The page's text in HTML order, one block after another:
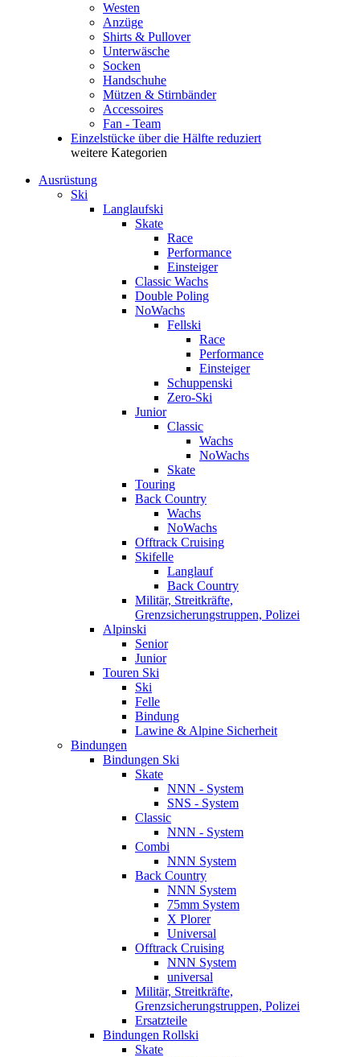
Westen
Anzüge
Shirts & Pullover
Unterwäsche
Socken
Handschuhe
Mützen & Stirnbänder
Accessoires
Fan - Team
Einzelstücke über die Hälfte reduziert
weitere Kategorien
Ausrüstung
Ski
Langlaufski
Skate
Race
Performance
Einsteiger
Classic Wachs
Double Poling
NoWachs
Fellski
Race
Performance
Einsteiger
Schuppenski
Zero-Ski
Junior
Classic
Wachs
NoWachs
Skate
Touring
Back Country
Wachs
NoWachs
Offtrack Cruising
Skifelle
Langlauf
Back Country
Militär, Streitkräfte,
Grenzsicherungstruppen, Polizei
Alpinski
Senior
Junior
Touren Ski
Ski
Felle
Bindung
Lawine & Alpine Sicherheit
Bindungen
Bindungen Ski
Skate
NNN - System
SNS - System
Classic
NNN - System
Combi
NNN System
Back Country
NNN System
75mm System
X Plorer
Universal
Offtrack Cruising
NNN System
universal
Militär, Streitkräfte,
Grenzsicherungstruppen, Polizei
Ersatzteile
Bindungen Rollski
Skate